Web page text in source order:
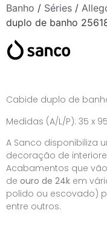
Banho / Séries /
duplo de banho
Cabide duplo de
Medidas (A/L/P): 35 x
A Sanco disponibiliza
decoração de
Acabamentos que
de ouro de 24k em
polido ou escovado)
entre outros.